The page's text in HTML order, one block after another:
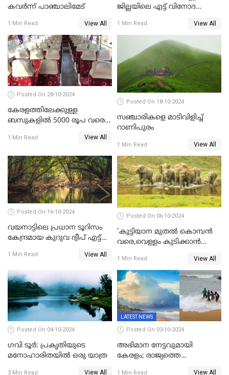
കവർന്ന് പാഞ്ചാലിമേട്
1 Min Read View All
ജില്ലയിലെ എട്ട്‌ വിനോദ
1 Min Read View All
Posted On 28-10-2024
കേരളത്തിലേക്കുള്ള
ബസുകളിൽ 5000 രൂപ വരെ
ഹെൽപ്പ് ലൈൻ നമ്പർ
1 Min Read View All
Posted On 18-10-2024
സഞ്ചാരികളെ മാടിവിളിച്ച്
റാണിപുരം
1 Min Read View All
Posted On 16-10-2024
വയനാട്ടിലെ പ്രധാന ടൂറിസം
കേന്ദ്രമായ കുറുവ ദ്വീപ് എട്ട്
തുറന്നു
1 Min Read View All
Posted On 06-10-2024
'കുട്ടിയാന മുതല്‍ കൊമ്പന്‍
വരെ,വെള്ളം കുടിക്കാന്‍
ആനക്കുളത്തെ
ആനക്കാഴ്ചകള്‍
1 Min Read View All
Posted On 04-10-2024
ഗവി ടൂർ: പ്രകൃതിയുടെ
മനോഹാരിതയിൽ ഒരു യാത്ര
3 Min Read View All
LATEST NEWS
Posted On 03-10-2024
അഭിമാന നേട്ടവുമായി
കേരളം; രാജ്യത്തെ
1 Min Read View All